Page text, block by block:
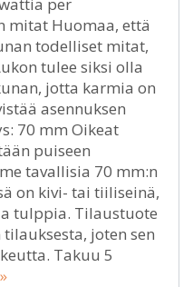
mitat Huomaa, että
todelliset mitat,
tulee siksi olla
jotta karmia on
asennuksen
70 mm Oikeat
puiseen
tavallisia 70 mm:n
on kivi- tai tiiliseinä,
tulppia. Tilaustuote
joten sen
Takuu 5